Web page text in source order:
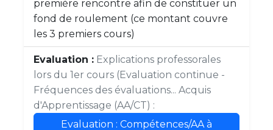
première rencontre afin de constituer un
fond de roulement (ce montant couvre
les 3 premiers cours)
Evaluation : Explications professorales
lors du 1er cours (Evaluation continue -
Fréquences des évaluations... Acquis
d'Apprentissage (AA/CT) :
Evaluation : Compétences/AA à